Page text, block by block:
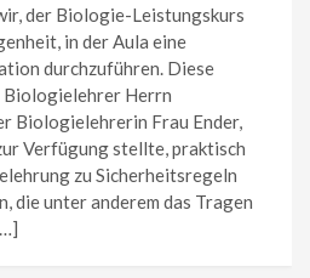
der Biologie-Leistungskurs
in der Aula eine
durchzuführen. Diese
Biologielehrer Herrn
Biologielehrerin Frau Ender,
Verfügung stellte, praktisch
zu Sicherheitsregeln
die unter anderem das Tragen